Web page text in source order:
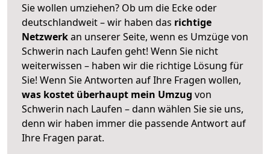
Sie wollen umziehen? Ob um die Ecke oder
deutschlandweit – wir haben das richtige
Netzwerkan unserer Seite, wenn es Umzüge von
Schwerin nach Laufen geht! Wenn Sie nicht
weiterwissen – haben wir die richtige Lösung für
Sie! Wenn Sie Antworten auf Ihre Fragen wollen,
was kostet überhaupt mein Umzug von
Schwerin nach Laufen – dann wählen Sie sie uns,
denn wir haben immer die passende Antwort auf
Ihre Fragen parat.